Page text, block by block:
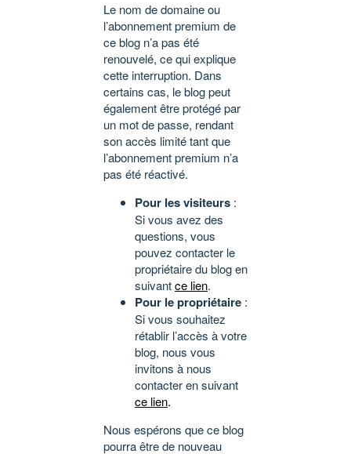
Le nom de domaine ou
l’abonnement premium de
ce blog n’a pas été
renouvelé, ce qui explique
cette interruption. Dans
certains cas, le blog peut
également être protégé par
un mot de passe, rendant
son accès limité tant que
l’abonnement premium n’a
pas été réactivé.
Pour les visiteurs :
Si vous avez des
questions, vous
pouvez contacter le
propriétaire du blog en
suivantce lien.
Pour le propriétaire :
Si vous souhaitez
rétablir l’accès à votre
blog, nous vous
invitons à nous
contacter en suivant
ce lien.
Nous espérons que ce blog
pourra être de nouveau